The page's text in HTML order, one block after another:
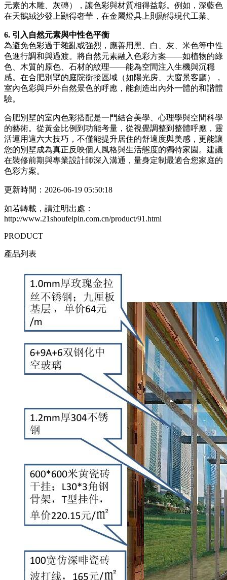
元素的木雕、灰磚），讓色彩與材質相得益彰。例如，深藍色
在天鵝絨沙發上顯得奢華，在金屬燈具上則顯得現代工業。
6. 引入自然元素與中性色平衡
為避免色彩過于雜亂或強烈，應善用黑、白、灰、米色等中性
色進行調和與過渡。將自然元素融入色彩方案——如植物的綠
色、木質的原色、石材的紋理——能為空間注入生機與沉穩
感。在合肥別墅的庭院銜接區域（如陽光房、大窗景客廳），
室內色彩與戶外自然景色的呼應，能創造出內外一體的和諧體
驗。
合肥別墅的室內色彩搭配是一門結合美學、心理學與空間科學
的藝術。從黃金比例到功能考量，從視覺調整到整體呼應，靈
活運用這六大技巧，不僅能提升居住的舒適度與美感，更能讓
您的別墅成為真正反映個人風格與生活態度的獨特家園。建議
在裝修前期與專業設計師深入溝通，量身定制最適合您家庭的
色彩方案。
更新時間：2026-06-19 05:50:18
如若轉載，請注明出處：
http://www.21shoufeipin.com.cn/product/91.html
PRODUCT
產品列表